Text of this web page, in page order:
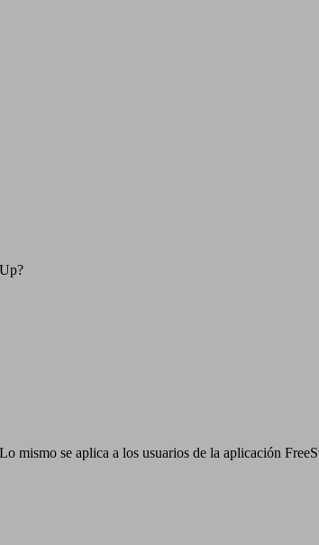
mismo se aplica a los usuarios de la aplicación